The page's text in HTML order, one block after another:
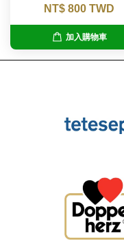
NT$ 800 TWD
加入購物車